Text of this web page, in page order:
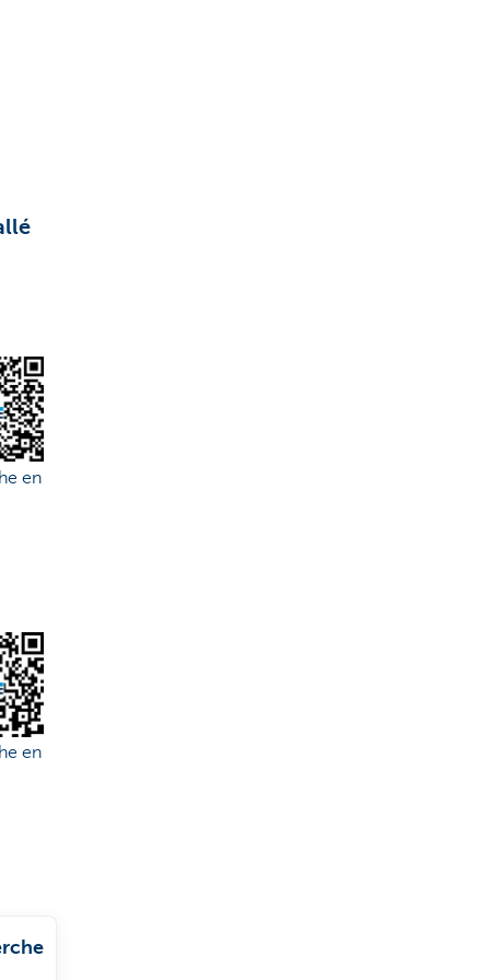
en
en